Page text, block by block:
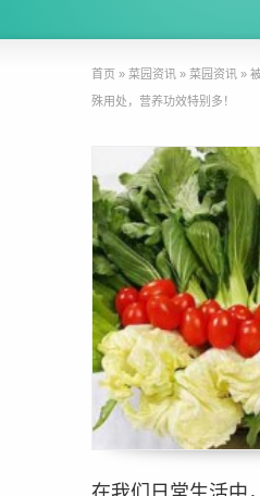
首页 » 菜园资讯 » 菜园资讯 »
殊用处，营养功效特别多！